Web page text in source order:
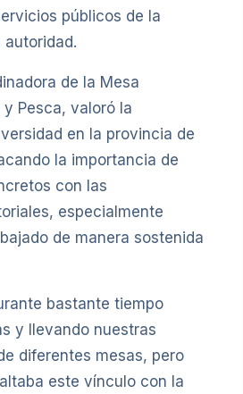
públicos de la
autoridad.
de la Mesa
Pesca, valoró la
en la provincia de
la importancia de
con las
especialmente
de manera sostenida
bastante tiempo
y llevando nuestras
diferentes mesas, pero
este vínculo con la